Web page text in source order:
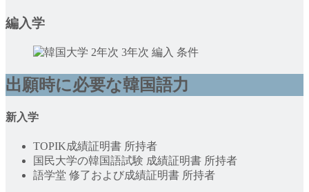
編入学
出願時に必要な韓国語力
新入学
TOPIK成績証明書 所持者
国民大学の韓国語試験 成績証明書 所持者
語学堂 修了および成績証明書 所持者